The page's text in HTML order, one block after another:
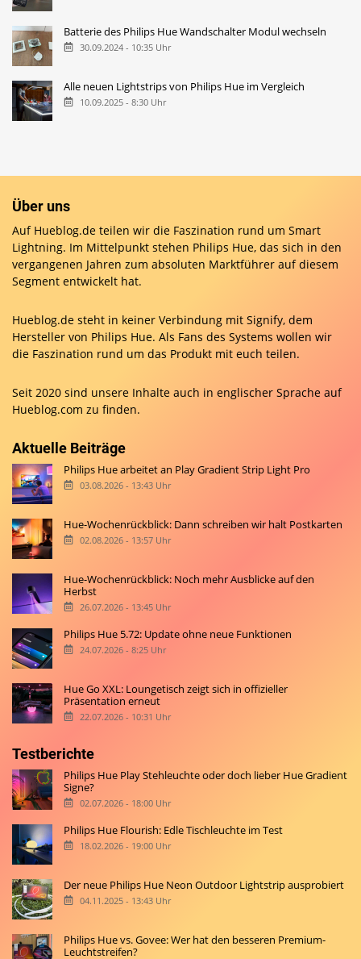
Batterie des Philips Hue Wandschalter Modul wechseln
30.09.2024 - 10:35 Uhr
Alle neuen Lightstrips von Philips Hue im Vergleich
10.09.2025 - 8:30 Uhr
Über uns
Auf Hueblog.de teilen wir die Faszination rund um Smart
Lightning. Im Mittelpunkt stehen Philips Hue, das sich in den
vergangenen Jahren zum absoluten Marktführer auf diesem
Segment entwickelt hat.
Hueblog.de steht in keiner Verbindung mit Signify, dem
Hersteller von Philips Hue. Als Fans des Systems wollen wir
die Faszination rund um das Produkt mit euch teilen.
Seit 2020 sind unsere Inhalte auch in englischer Sprache auf
Hueblog.com zu finden.
Aktuelle Beiträge
Philips Hue arbeitet an Play Gradient Strip Light Pro
03.08.2026 - 13:43 Uhr
Hue-Wochenrückblick: Dann schreiben wir halt Postkarten
02.08.2026 - 13:57 Uhr
Hue-Wochenrückblick: Noch mehr Ausblicke auf den
Herbst
26.07.2026 - 13:45 Uhr
Philips Hue 5.72: Update ohne neue Funktionen
24.07.2026 - 8:25 Uhr
Hue Go XXL: Loungetisch zeigt sich in offizieller
Präsentation erneut
22.07.2026 - 10:31 Uhr
Testberichte
Philips Hue Play Stehleuchte oder doch lieber Hue Gradient
Signe?
02.07.2026 - 18:00 Uhr
Philips Hue Flourish: Edle Tischleuchte im Test
18.02.2026 - 19:00 Uhr
Der neue Philips Hue Neon Outdoor Lightstrip ausprobiert
04.11.2025 - 13:43 Uhr
Philips Hue vs. Govee: Wer hat den besseren Premium-
Leuchtstreifen?